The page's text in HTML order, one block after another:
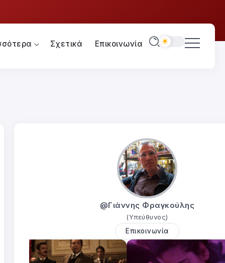
Σχετικά Επικοινωνία
@Γιάννης Φραγκούλης
(Υπεύθυνος)
Επικοινωνία